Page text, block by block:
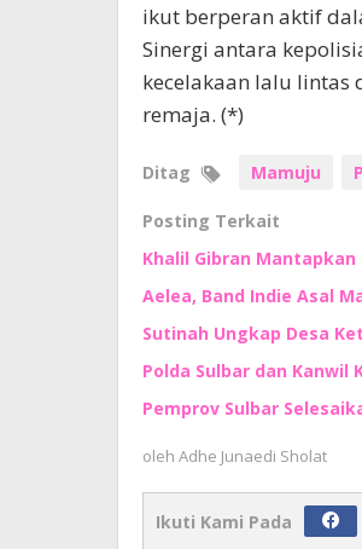
ikut berperan aktif
Sinergi antara
kecelakaan lalu lintas
remaja. (*)
Ditag Mamuju
Posting Terkait
Khalil Gibran Mantapkan
Aelea, Band Indie Asal
Sutinah Ungkap Desa
Polda Sulbar dan
Pemprov Sulbar
oleh Adhe Junaedi Sholat
Ikuti Kami Pada